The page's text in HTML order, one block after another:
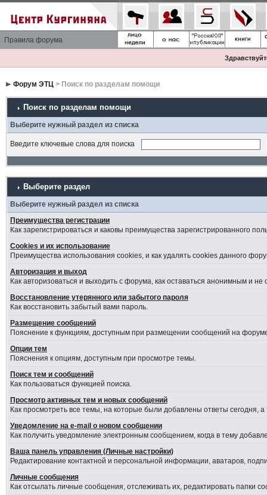
Правила форума
Форум ЭТЦ> Поиск по разделам помощи
Поиск по разделам помощи
Выберите нужный раздел из списка
Введите ключевые слова для поиска
Выберите раздел
Выберите нужный раздел из списка
Преимущества регистрации
Как зарегистрироваться и каковы преимущества зарегистрированного
Cookies и их использование
Преимущества использования cookies, и как удалять cookies данного
Авторизация и выход
Как авторизоваться и выходить с форума, как оставаться анонимным и
Восстановление утерянного или забытого пароля
Как восстановить забытый вами пароль.
Размещение сообщений
Пояснение к функциям, доступным при размещении сообщений на
Опции тем
Пояснения к опциям, доступным при просмотре темы.
Поиск тем и сообщений
Как пользоваться функцией поиска.
Просмотр активных тем и новых сообщений
Как просмотреть все темы, на которые были добавлены ответы сегодня,
Уведомление на е-mail о новом сообщении
Как получить уведомление электронным сообщением, когда в тему
Ваша панель управления (Личные настройки)
Редактирование контактной и персональной информации, аватаров,
Личные сообщения
Как отсылать личные сообщения, отслеживать их, редактировать папки